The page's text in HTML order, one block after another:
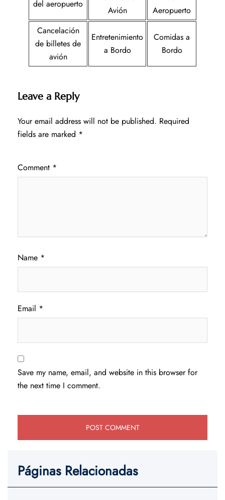
del aeropuerto
Avión
Aeropuerto
Cancelación
de billetes de
avión
Entretenimiento
a Bordo
Comidas a
Bordo
Leave a Reply
Your email address will not be published. Required
fields are marked *
Comment *
Name *
Email *
Save my name, email, and website in this browser for
the next time I comment.
Páginas Relacionadas